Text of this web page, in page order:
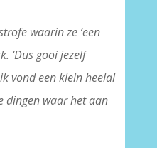
waarin ze ‘een
‘Dus gooi jezelf
vond een klein heelal
dingen waar het aan